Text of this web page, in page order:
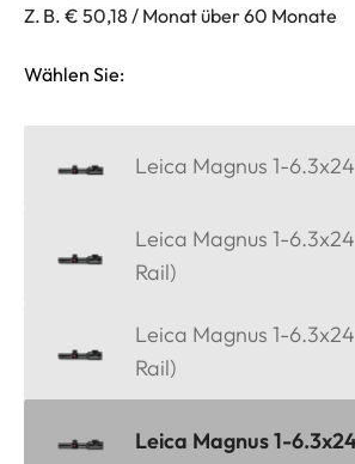
Z. B. € 50,18 / Monat über 60 Monate
Wählen Sie:
Leica Magnus 1-
Leica Magnus 1-
Rail)
Leica Magnus 1-
Rail)
Leica Magnus 1-